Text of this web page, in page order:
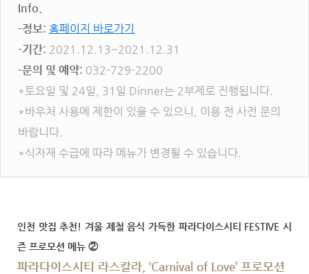
Info.
-정보: 홈페이지 바로가기
-기간: 2021.12.13~2021.12.31
-문의 및 예약: 032-729-2200
*토요일 및 24일, 31일 Dinner는 2부제로 진행됩니다.
*바우처 사용에 제한이 있을 수 있으니, 이용 전 사전 문의
바랍니다.
*식자재 수급에 따라 메뉴가 변경될 수 있습니다.
인천 맛집 추천! 겨울 제철 음식 가득한 파라다이스시티 FESTIVE 시
즌 프로모션 메뉴 ②
파라다이스시티 라스칼라, ‘Carnival of Love’ 프로모션